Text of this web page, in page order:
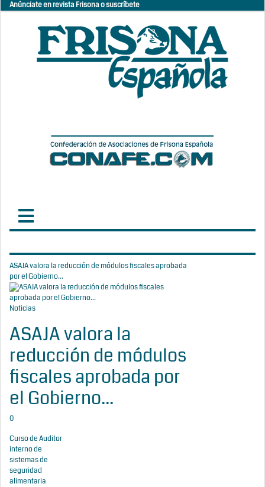
Anúnciate en revista Frisona o suscríbete
ASAJA valora la reducción de módulos fiscales aprobada
por el Gobierno...
Noticias
ASAJA valora la
reducción de módulos
fiscales aprobada por
el Gobierno...
0
Curso de Auditor
interno de
sistemas de
seguridad
alimentaria